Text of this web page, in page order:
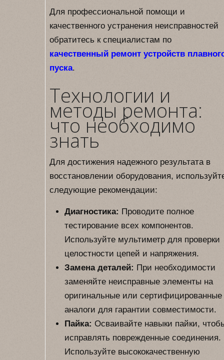
Для профессиональной помощи и
качественного устранения неисправностей
обратитесь к специалистам по
качественный ремонт устройств
пуска.
Технологии и
методы ремонта:
что необходимо
знать
Для достижения надежного результата в
восстановлении оборудования,
следующие рекомендации:
Диагностика: Проводите полное
тестирование всех компонентов.
Используйте мультиметр для проверки
целостности цепей и напряжения.
Замена деталей: При необходимости
заменяйте неисправные элементы на
оригинальные или сертифицированные
аналоги для гарантии совместимости.
Пайка: Осваивайте навыки пайки,
исправлять поврежденные соединения.
Используйте высококачественную